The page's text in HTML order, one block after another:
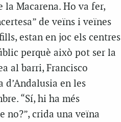
Macarena. Ho va fer,
de veïns i veïnes
estan en joc els centres
perquè això pot ser la
al barri, Francisco
d’Andalusia en les
“Sí, hi ha més
no?”, crida una veïna